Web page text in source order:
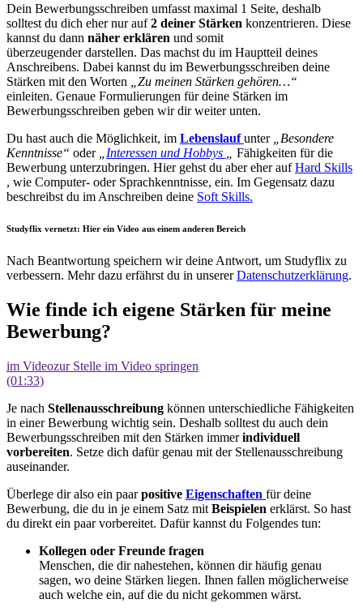
Dein Bewerbungsschreiben umfasst maximal 1 Seite, deshalb
solltest du dich eher nur auf2 deiner Stärken konzentrieren. Diese
kannst du dann näher erklären und somit
überzeugender darstellen. Das machst du im Hauptteil deines
Anschreibens. Dabei kannst du im Bewerbungsschreiben deine
Stärken mit den Worten
„Zu meinen Stärken gehören…“
einleiten. Genaue Formulierungen für deine Stärken im
Bewerbungsschreiben geben wir dir weiter unten.
Du hast auch die Möglichkeit, im Lebenslauf unter
„Besondere
Kenntnisse“ oder Interessen und Hobbys
Fähigkeiten für die
Bewerbung unterzubringen. Hier gehst du aber eher aufHard Skills
, wie Computer- oder Sprachkenntnisse, ein. Im Gegensatz dazu
beschreibst du im Anschreiben deine Soft Skills.
Studyflix vernetzt: Hier ein Video aus einem anderen Bereich
Nach Beantwortung speichern wir deine Antwort, um Studyflix zu
verbessern. Mehr dazu erfährst du in unsererDatenschutzerklärung.
Wie finde ich eigene Stärken für meine
Bewerbung?
im Videozur Stelle im Video springen
(01:33)
Je nach Stellenausschreibung können unterschiedliche Fähigkeiten
in einer Bewerbung wichtig sein. Deshalb solltest du auch dein
Bewerbungsschreiben mit den Stärken immerindividuell
vorbereiten. Setze dich dafür genau mit der Stellenausschreibung
auseinander.
Überlege dir also ein paarpositive Eigenschaften für deine
Bewerbung, die du in je einem Satz mit Beispielen erklärst. So hast
du direkt ein paar vorbereitet. Dafür kannst du Folgendes tun:
Kollegen oder Freunde fragen
Menschen, die dir nahestehen, können dir häufig genau
sagen, wo deine Stärken liegen. Ihnen fallen möglicherweise
auch welche ein, auf die du nicht gekommen wärst.